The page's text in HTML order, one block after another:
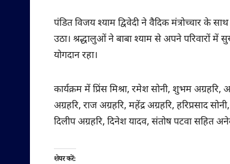
पंडित विजय श्याम द्विवेदी ने वैदिक मंत्रोच्चार के
उठा। श्रद्धालुओं ने बाबा श्याम से अपने परिवारों
योगदान रहा।
कार्यक्रम में प्रिंस मिश्रा, रमेश सोनी, शुभम
अग्रहरि, राज अग्रहरि, महेंद्र अग्रहरि, हरिप्रसाद
दिलीप अग्रहरि, दिनेश यादव, संतोष पटवा सहित
शेयर करें: